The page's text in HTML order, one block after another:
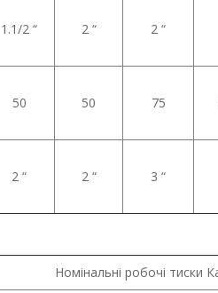
1.1/2 “ 2 “ 2 “
50 50 75
2 “ 2 “ 3 “
Номінальні робочі тиски